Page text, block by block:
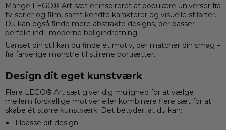
Mange LEGO® Art sæt er inspireret af populære universer fra
tv-serier og film, samt kendte karakterer og visuelle stilarter.
Du kan også finde mere abstrakte designs, der passer
perfekt ind i moderne boligindretning.
Uanset din stil kan du finde et motiv, der matcher din smag –
fra farverige mønstre til stilrene portrætter.
Design dit eget kunstværk
Flere LEGO® Art sæt giver dig mulighed for at vælge
mellem forskellige motiver eller kombinere flere sæt for at
skabe ét større kunstværk. Det betyder, at du kan:
Tilpasse dit design